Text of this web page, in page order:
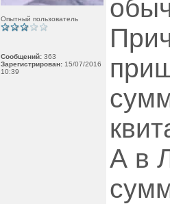
Опытный пользователь
Сообщений: 363
Зарегистрирован: 15/07/2016
10:39
А в